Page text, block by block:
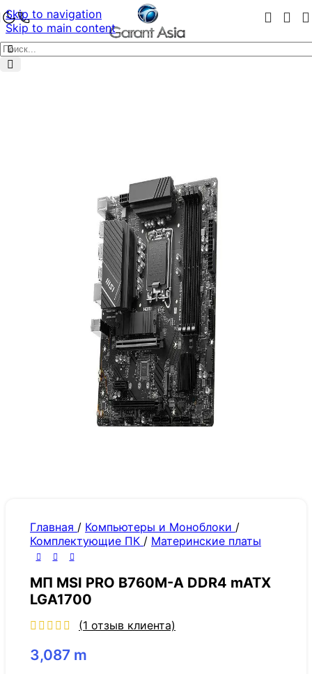
Skip to navigation
Skip to main content
Главная / Компьютеры и Моноблоки /
Комплектующие ПК / Материнские платы
МП MSI PRO B760M-A DDR4 mATX
LGA1700
(1 отзыв клиента)
3,087 m